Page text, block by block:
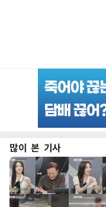
많이 본 기사